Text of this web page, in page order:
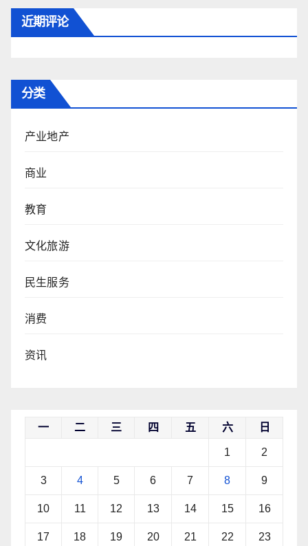
近期评论
分类
产业地产
商业
教育
文化旅游
民生服务
消费
资讯
一 二 三 四 五 六 日
1 2
3 4 5 6 7 8 9
10 11 12 13 14 15 16
17 18 19 20 21 22 23